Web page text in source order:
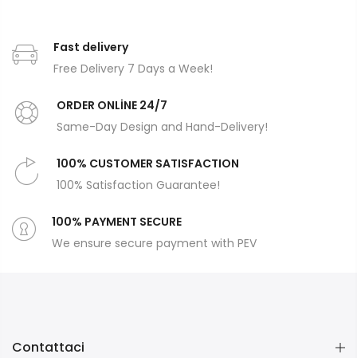
Fast delivery
Free Delivery 7 Days a Week!
ORDER ONLİNE 24/7
Same-Day Design and Hand-Delivery!
100% CUSTOMER SATISFACTION
100% Satisfaction Guarantee!
100% PAYMENT SECURE
We ensure secure payment with PEV
Contattaci